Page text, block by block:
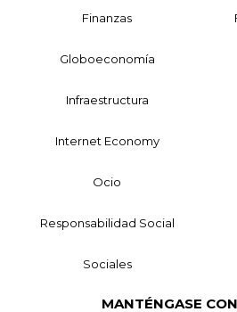
Finanzas
Globoeconomía
Infraestructura
Internet Economy
Ocio
Responsabilidad Social
Sociales
MANTÉNGASE